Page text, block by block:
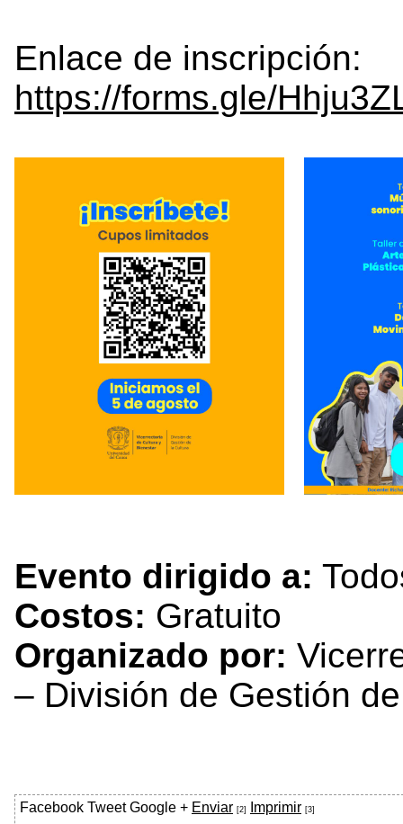
Enlace de inscripción:
https://forms.gle/
Evento dirigido a:
Costos: Gratuito
Organizado por:
– División de Gestión
Facebook Tweet Google + Enviar [2] Imprimir [3]